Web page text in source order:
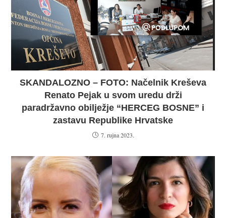
SKANDALOZNO – FOTO: Načelnik Kreševa
Renato Pejak u svom uredu drži
paradržavno obilježje “HERCEG BOSNE” i
zastavu Republike Hrvatske
7. rujna 2023.